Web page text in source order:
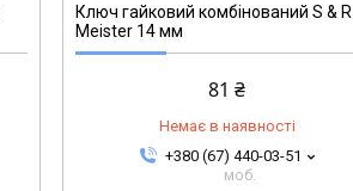
Ключ гайковий комбінований S & R
Meister 14 мм
81 ₴
Немає в наявності
+380 (67) 440-03-51
моб.